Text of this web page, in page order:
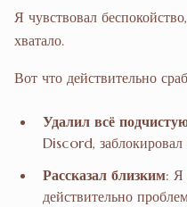
Я чувствовал
хватало.
Вот что действительно
Удалил всё
Discord,
Рассказал близким: Я
действительно